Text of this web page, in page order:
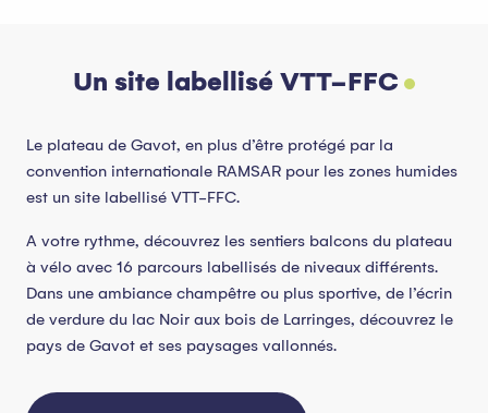
Un site labellisé VTT-FFC
Le plateau de Gavot, en plus d’être protégé par la
convention internationale RAMSAR pour les zones humides
est un site labellisé VTT-FFC.
A votre rythme, découvrez les sentiers balcons du plateau
à vélo avec 16 parcours labellisés de niveaux différents.
Dans une ambiance champêtre ou plus sportive, de l’écrin
de verdure du lac Noir aux bois de Larringes, découvrez le
pays de Gavot et ses paysages vallonnés.